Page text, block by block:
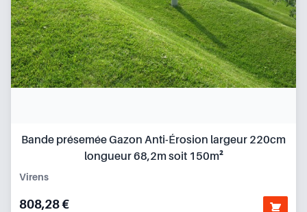
Bande présemée Gazon Anti-Érosion largeur 220cm
longueur 68,2m soit 150m²
Virens
808,28 €